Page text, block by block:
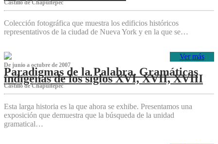
Castillo de Chapultepec
Colección fotográfica que muestra los edificios históricos
representativos de la ciudad de Nueva York y en la que se…
Ver más
De junio a octubre de 2007
Paradigmas de la Palabra. Gramáticas
indígenas de los siglos XVI, XVII, XVIII
Castillo de Chapultepec
Esta larga historia es la que ahora se exhibe. Presentamos una
exposición que demuestra que la búsqueda de la unidad
gramatical…